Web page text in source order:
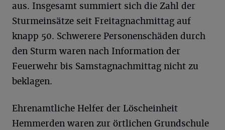
aus. Insgesamt summiert sich die Zahl der
Sturmeinsätze seit Freitagnachmittag auf
knapp 50. Schwerere Personenschäden durch
den Sturm waren nach Information der
Feuerwehr bis Samstagnachmittag nicht zu
beklagen.
Ehrenamtliche Helfer der Löscheinheit
Hemmerden waren zur örtlichen Grundschule